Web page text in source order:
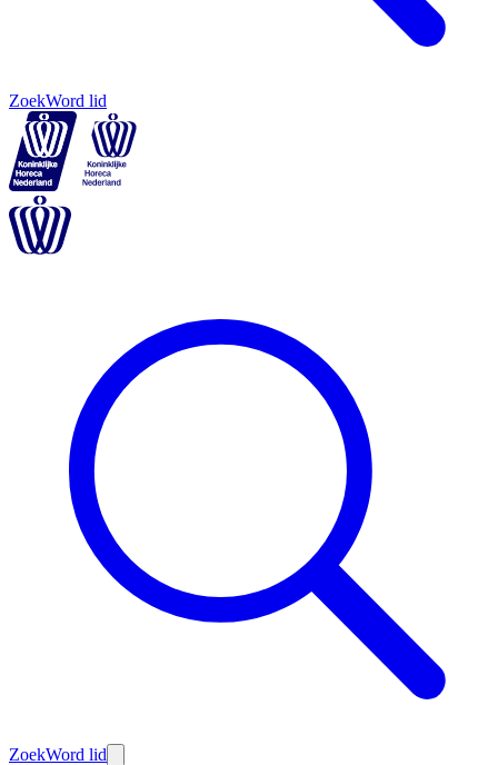
ZoekWord lid
ZoekWord lid